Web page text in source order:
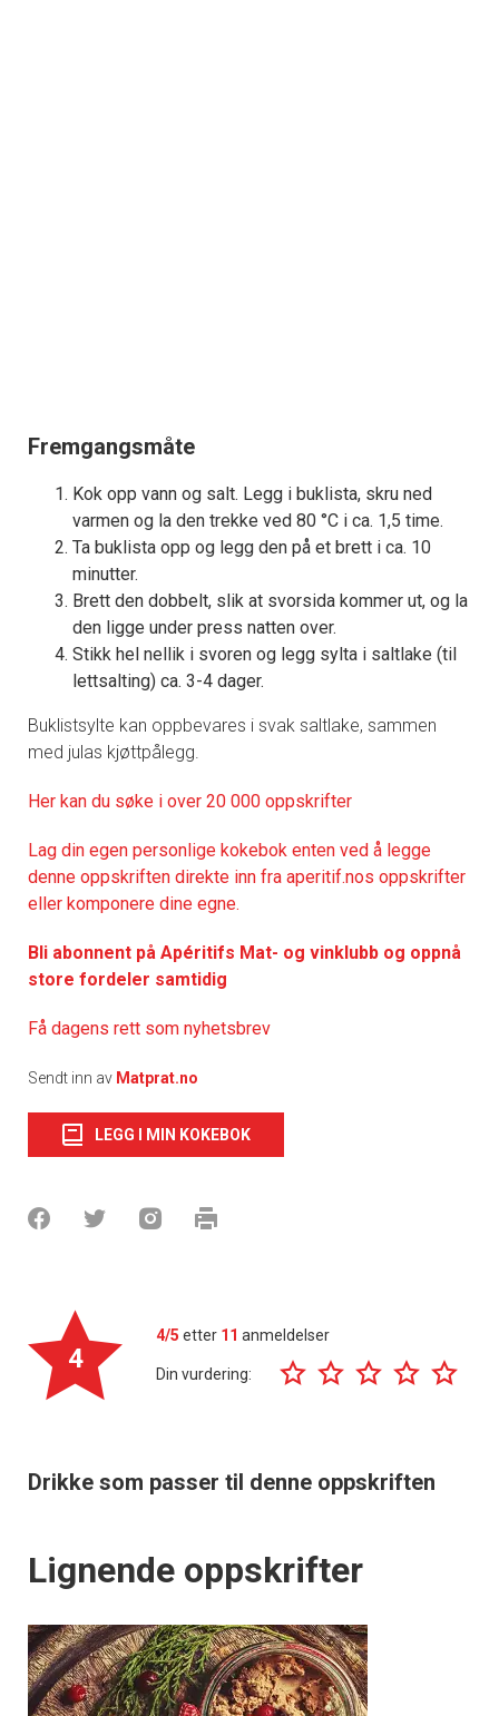
Fremgangsmåte
Kok opp vann og salt. Legg i buklista, skru ned
varmen og la den trekke ved 80 °C i ca. 1,5 time.
Ta buklista opp og legg den på et brett i ca. 10
minutter.
Brett den dobbelt, slik at svorsida kommer ut, og la
den ligge under press natten over.
Stikk hel nellik i svoren og legg sylta i saltlake (til
lettsalting) ca. 3-4 dager.
Buklistsylte kan oppbevares i svak saltlake, sammen
med julas kjøttpålegg.
Her kan du søke i over 20 000 oppskrifter
Lag din egen personlige kokebok enten ved å legge
denne oppskriften direkte inn fra aperitif.nos oppskrifter
eller komponere dine egne.
Bli abonnent på Apéritifs Mat- og vinklubb og oppnå
store fordeler samtidig
Få dagens rett som nyhetsbrev
Sendt inn av Matprat.no
LEGG I MIN KOKEBOK
4
4/5 etter 11 anmeldelser
Din vurdering:
Drikke som passer til denne oppskriften
Lignende oppskrifter